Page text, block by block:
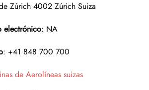
Zúrich 4002 Zúrich Suiza
electrónico: NA
: +41 848 700 700
de Aerolíneas suizas